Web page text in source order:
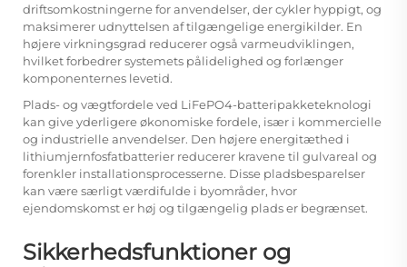
driftsomkostningerne for anvendelser, der cykler hyppigt, og
maksimerer udnyttelsen af tilgængelige energikilder. En
højere virkningsgrad reducerer også varmeudviklingen,
hvilket forbedrer systemets pålidelighed og forlænger
komponenternes levetid.
Plads- og vægtfordele ved LiFePO4-batteripakketeknologi
kan give yderligere økonomiske fordele, især i kommercielle
og industrielle anvendelser. Den højere energitæthed i
lithiumjernfosfatbatterier reducerer kravene til gulvareal og
forenkler installationsprocesserne. Disse pladsbesparelser
kan være særligt værdifulde i byområder, hvor
ejendomskomst er høj og tilgængelig plads er begrænset.
Sikkerhedsfunktioner og